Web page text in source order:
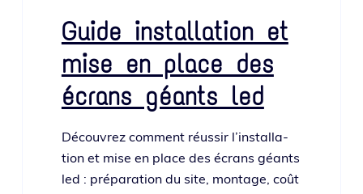
Guide installation et
mise en place des
écrans géants led
Découvrez com­ment réus­sir l’ins­tal­la­
tion et mise en place des écrans géants
led : pré­pa­ra­tion du site, mon­tage, coût